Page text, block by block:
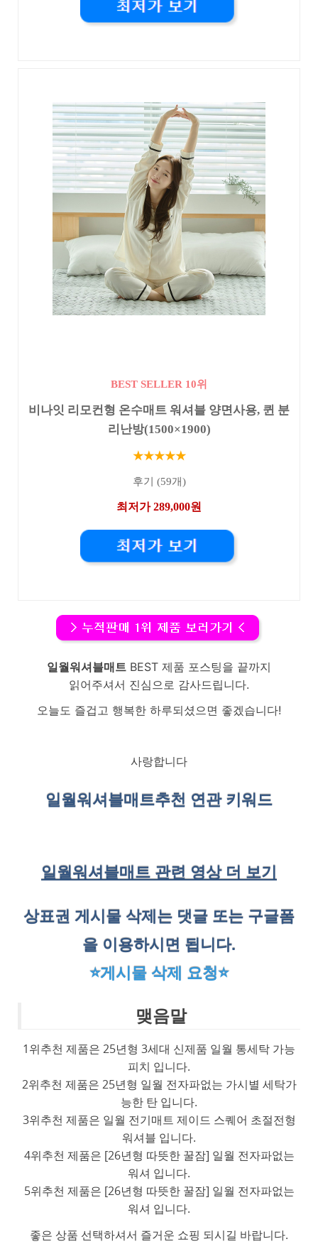
BEST SELLER 10위
비나잇 리모컨형 온수매트 워셔블 양면사용, 퀸 분
리난방(1500×1900)
★★★★★
후기 (59개)
최저가 289,000원
일월워셔블매트 BEST 제품 포스팅을 끝까지
읽어주셔서 진심으로 감사드립니다.
오늘도 즐겁고 행복한 하루되셨으면 좋겠습니다!
사랑합니다
일월워셔블매트추천 연관 키워드
일월워셔블매트 관련 영상 더 보기
상표권 게시물 삭제는 댓글 또는 구글폼
을 이용하시면 됩니다.
⭐게시물 삭제 요청⭐
맺음말
1위추천 제품은 25년형 3세대 신제품 일월 통세탁 가능
피치 입니다.
2위추천 제품은 25년형 일월 전자파없는 가시별 세탁가
능한 탄 입니다.
3위추천 제품은 일월 전기매트 제이드 스퀘어 초절전형
워셔블 입니다.
4위추천 제품은 [26년형 따뜻한 꿀잠] 일월 전자파없는
워셔 입니다.
5위추천 제품은 [26년형 따뜻한 꿀잠] 일월 전자파없는
워셔 입니다.
좋은 상품 선택하셔서 즐거운 쇼핑 되시길 바랍니다.